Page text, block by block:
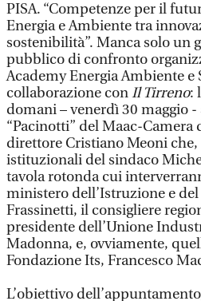
PISA. “Competenze per il
Energia e Ambiente tra
sostenibilità”. Manca solo un
pubblico di confronto
Academy Energia Ambiente
collaborazione conIl Tirreno:
domani – venerdì 30 maggio -
“Pacinotti” del Maac-
direttore Cristiano Meoni
istituzionali del sindaco
tavola rotonda cui
ministero dell’Istruzione e del
Frassinetti, il consigliere
presidente dell’Unione
Madonna, e, ovviamente,
Fondazione Its, Francesco
L’obiettivo